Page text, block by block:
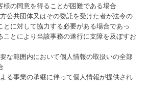
様の同意を得ることが困難である場合
公共団体又はその委託を受けた者が法令の
とに対して協力する必要がある場合であっ
ことにより当該事務の遂行に支障を及ぼすお
な範囲内において個人情報の取扱いの全部
る事業の承継に伴って個人情報が提供され